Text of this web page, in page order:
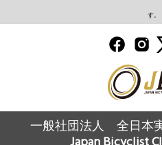
す。
一般社団法人 全日本